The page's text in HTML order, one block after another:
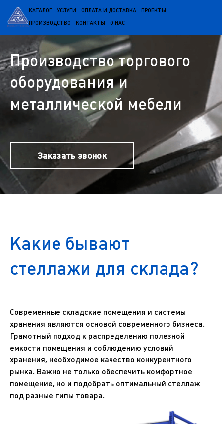
КАТАЛОГ УСЛУГИ ОПЛАТА И ДОСТАВКА ПРОЕКТЫ
ПРОИЗВОДСТВО КОНТАКТЫ О НАС
Производство торгового
оборудования и
металлической мебели
Заказать звонок
Какие бывают
стеллажи для склада?
Современные складские помещения и системы
хранения являются основой современного бизнеса.
Грамотный подход к распределению полезной
емкости помещения и соблюдению условий
хранения, необходимое качество конкурентного
рынка. Важно не только обеспечить комфортное
помещение, но и подобрать оптимальный стеллаж
под разные типы товара.